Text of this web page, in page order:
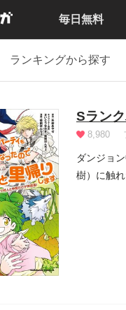
毎日無料
ランキングから探す
Sラン
8,980
ダンジョ
樹）に触